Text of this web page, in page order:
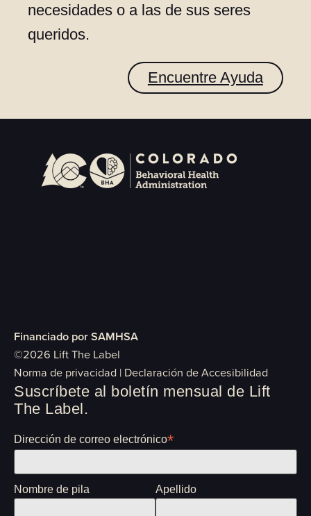
necesidades o a las de sus seres
queridos.
Encuentre Ayuda
Financiado por SAMHSA
©2026 Lift The Label
Norma de privacidad | Declaración de Accesibilidad
Suscríbete al boletín mensual de Lift
The Label.
Dirección de correo electrónico*
Nombre de pila Apellido